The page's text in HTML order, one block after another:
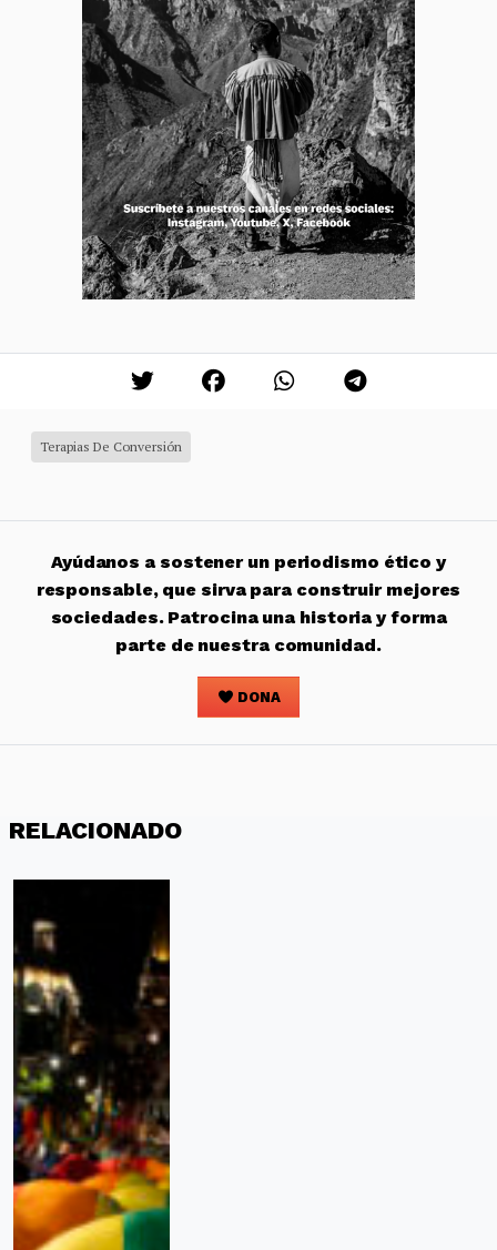
Terapias De Conversión
Ayúdanos a sostener un periodismo ético y
responsable, que sirva para construir mejores
sociedades. Patrocina una historia y forma
parte de nuestra comunidad.
DONA
RELACIONADO